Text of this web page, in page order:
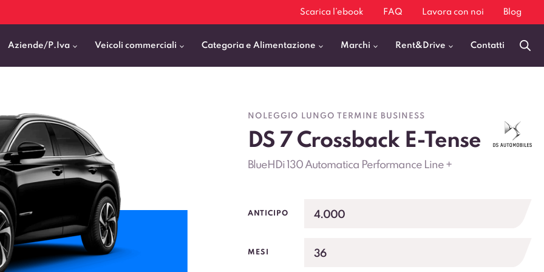
Scarica l’ebook FAQ Lavora con noi Blog
Aziende/P.Iva Veicoli commerciali
Cassonati
Pick Up
Allestiti
Persone
zero
VEDI TUTTI
Categoria e Alimentazione
SUV e Crossover
Berline
Station Wagon
Elettrica
Ibrida
Marchi
Toyota
Fiat
Audi
Mercedes-Benz
VEDI TUTTI
Fiat Professional
Mercedes Benz Vans
VEDI TUTTI
Audi Q3
Audi A3
Rent&Drive Contatti
NOLEGGIO LUNGO TERMINE BUSINESS
DS 7 Crossback E-Tense
BlueHDi 130 Automatica Performance Line +
ANTICIPO 4.000
MESI 36